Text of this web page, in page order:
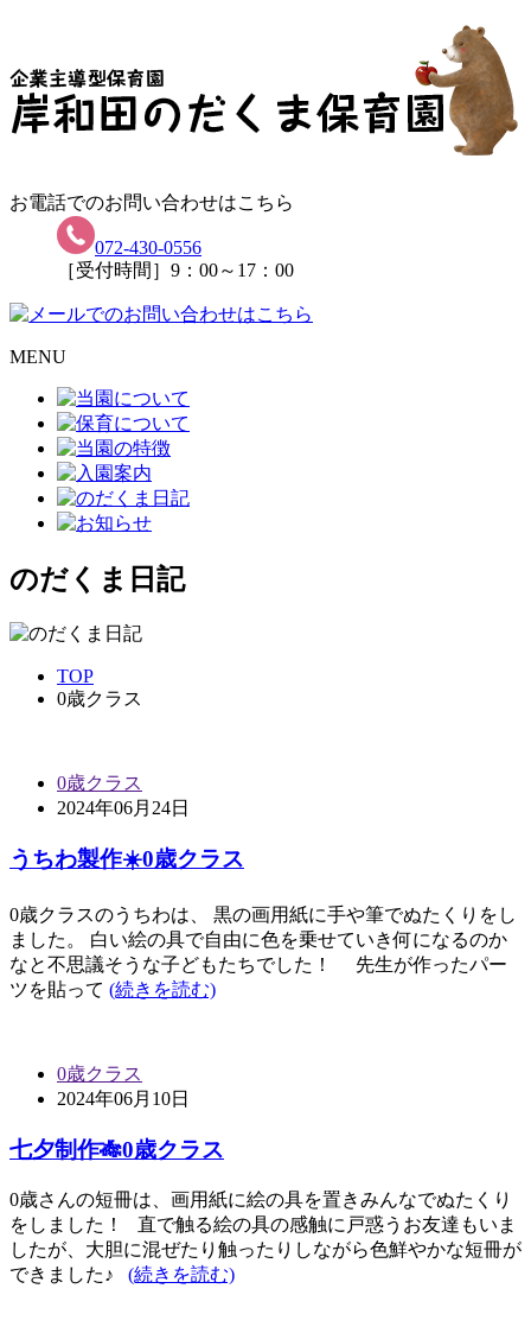
お電話でのお問い合わせはこちら
072-430-0556
［受付時間］9：00～17：00
MENU
のだくま日記
TOP
0歳クラス
0歳クラス
2024年06月24日
うちわ製作☀️0歳クラス
0歳クラスのうちわは、 黒の画用紙に手や筆でぬたくりをし
ました。 白い絵の具で自由に色を乗せていき何になるのか
なと不思議そうな子どもたちでした！ 先生が作ったパー
ツを貼って (続きを読む)
0歳クラス
2024年06月10日
七夕制作🎋0歳クラス
0歳さんの短冊は、画用紙に絵の具を置きみんなでぬたくり
をしました！ 直で触る絵の具の感触に戸惑うお友達もいま
したが、大胆に混ぜたり触ったりしながら色鮮やかな短冊が
できました♪ (続きを読む)